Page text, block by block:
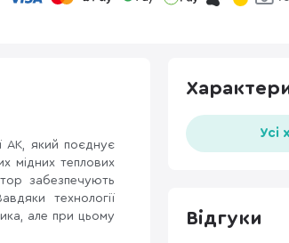
AK, який поєднує
мідних теплових
забезпечують
технології
але при цьому
Усі
Відгуки